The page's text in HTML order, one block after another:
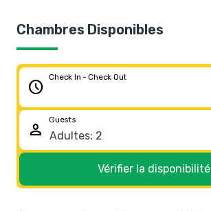
Chambres Disponibles
schedule
Check In - Check Out
person
Guests
Vérifier la disponibilité